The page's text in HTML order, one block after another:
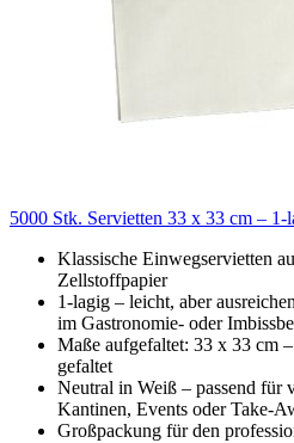
5000 Stk. Servietten 33 x 33 cm – 1-
Klassische Einwegservietten
Zellstoffpapier
1-lagig – leicht, aber
im Gastronomie- oder
Maße aufgefaltet: 33 x 33 cm
gefaltet
Neutral in Weiß – passend für
Kantinen, Events oder Take-
Großpackung für den